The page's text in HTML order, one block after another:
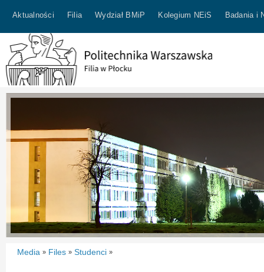
Aktualności Filia Wydział BMiP Kolegium NEiS Badania i
Media » Files » Studenci »